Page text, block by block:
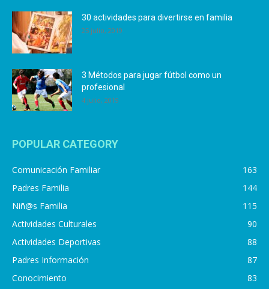
30 actividades para divertirse en familia
25 julio, 2019
3 Métodos para jugar fútbol como un
profesional
4 julio, 2019
POPULAR CATEGORY
Comunicación Familiar
163
Padres Familia
144
Niñ@s Familia
115
Actividades Culturales
90
Actividades Deportivas
88
Padres Información
87
Conocimiento
83